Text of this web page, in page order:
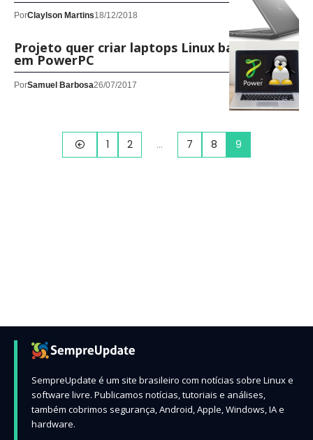
PorClaylson Martins18/12/2018
Projeto quer criar laptops Linux baseados
em PowerPC
PorSamuel Barbosa26/07/2017
1 2 … 7 8 9
SempreUpdate é um site brasileiro com notícias sobre Linux e
software livre. Publicamos notícias, tutoriais e análises,
também cobrimos segurança, Android, Apple, Windows, IA e
hardware.